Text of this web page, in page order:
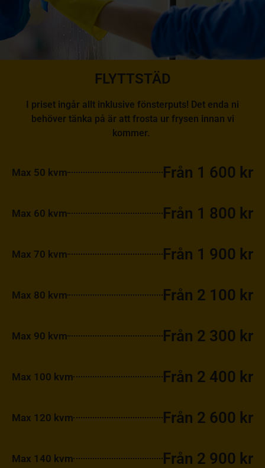
FLYTTSTÄD
I priset ingår allt inklusive fönsterputs! Det enda ni
behöver tänka på är att frosta ur frysen innan vi
kommer.
Max 50 kvm Från 1 600 kr
Max 60 kvm Från 1 800 kr
Max 70 kvm Från 1 900 kr
Max 80 kvm Från 2 100 kr
Max 90 kvm Från 2 300 kr
Max 100 kvm Från 2 400 kr
Max 120 kvm Från 2 600 kr
Max 140 kvm Från 2 900 kr